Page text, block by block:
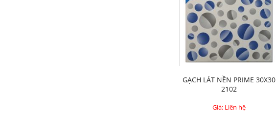
GẠCH LÁT NỀN PRIME 30X30
2102
Giá: Liên hệ